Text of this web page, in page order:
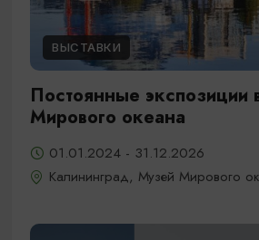
ВЫСТАВКИ
Постоянные экспозиции
Мирового океана
01.01.2024 - 31.12.2026
Калининград, Музей Мирового